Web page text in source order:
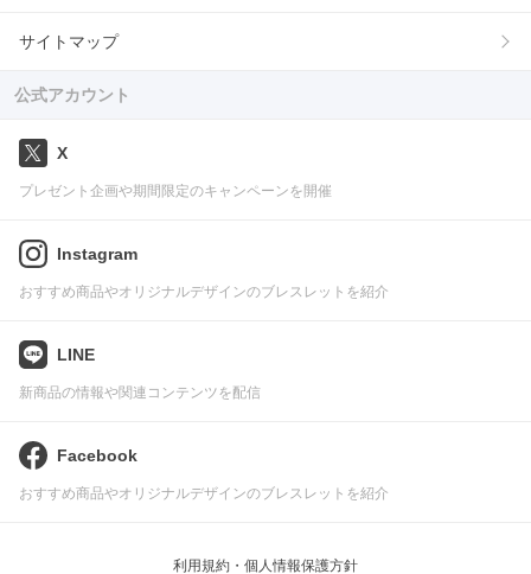
サイトマップ
公式アカウント
X
プレゼント企画や期間限定のキャンペーンを開催
Instagram
おすすめ商品やオリジナルデザインのブレスレットを紹介
LINE
新商品の情報や関連コンテンツを配信
Facebook
おすすめ商品やオリジナルデザインのブレスレットを紹介
利用規約・個人情報保護方針